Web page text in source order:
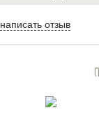
написать отзыв